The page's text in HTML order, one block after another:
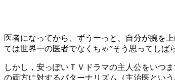
医者になってから、ずうーっと、自分が腕を
ては世界一の医者でなくちゃ”そう思ってしば
しかし，安っぽいＴＶドラマの主人公をいつ
の両方に対するパターナリズム（主治医とい